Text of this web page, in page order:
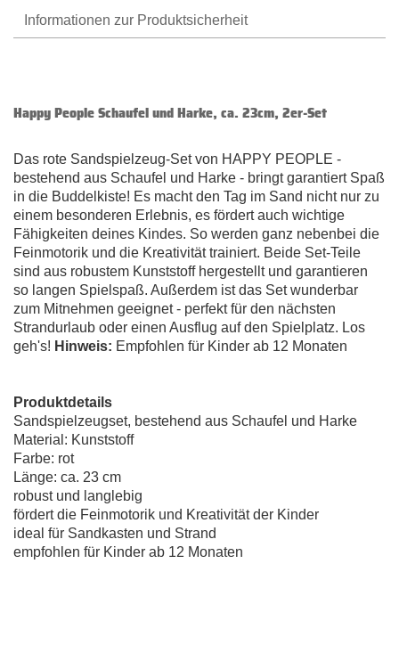
Informationen zur Produktsicherheit
Happy People Schaufel und Harke, ca. 23cm, 2er-Set
Das rote Sandspielzeug-Set von HAPPY PEOPLE -
bestehend aus Schaufel und Harke - bringt garantiert Spaß
in die Buddelkiste! Es macht den Tag im Sand nicht nur zu
einem besonderen Erlebnis, es fördert auch wichtige
Fähigkeiten deines Kindes. So werden ganz nebenbei die
Feinmotorik und die Kreativität trainiert. Beide Set-Teile
sind aus robustem Kunststoff hergestellt und garantieren
so langen Spielspaß. Außerdem ist das Set wunderbar
zum Mitnehmen geeignet - perfekt für den nächsten
Strandurlaub oder einen Ausflug auf den Spielplatz. Los
geh's! Hinweis: Empfohlen für Kinder ab 12 Monaten
Produktdetails
Sandspielzeugset, bestehend aus Schaufel und Harke
Material: Kunststoff
Farbe: rot
Länge: ca. 23 cm
robust und langlebig
fördert die Feinmotorik und Kreativität der Kinder
ideal für Sandkasten und Strand
empfohlen für Kinder ab 12 Monaten